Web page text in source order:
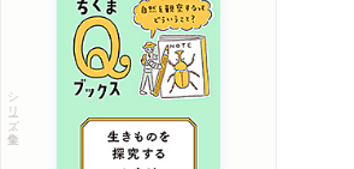
シリーズ・全集